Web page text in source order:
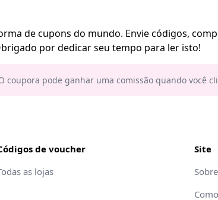
de cupons do mundo. Envie códigos,
por dedicar seu tempo para ler isto!
coupora pode ganhar uma comissão quando você
de voucher
as lojas
Site
Sobre